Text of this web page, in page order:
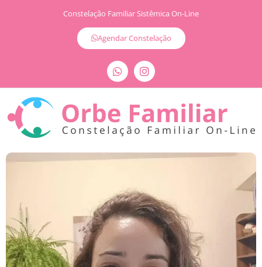
Constelação Familiar Sistêmica On-Line
Agendar Constelação